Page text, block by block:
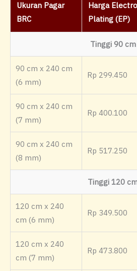
Ukuran Pagar
BRC
Harga Electro
Plating (EP)
Tinggi 90 cm
90 cm x 240 cm
(6 mm)
Rp 299.450
90 cm x 240 cm
(7 mm)
Rp 400.100
90 cm x 240 cm
(8 mm)
Rp 517.250
Tinggi 120
120 cm x 240
cm (6 mm)
Rp 349.500
120 cm x 240
cm (7 mm)
Rp 473.800